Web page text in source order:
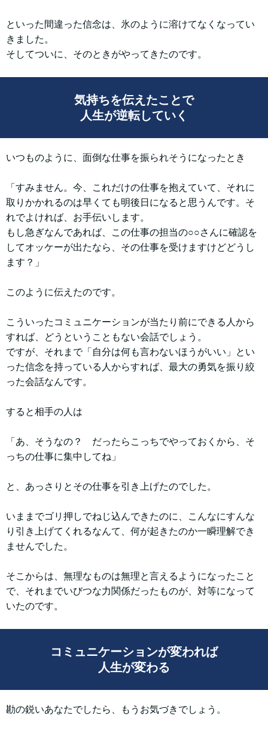
といった間違った信念は、氷のように溶けてなくなってい
きました。
そしてついに、そのときがやってきたのです。
気持ちを伝えたことで
人生が逆転していく
いつものように、面倒な仕事を振られそうになったとき
「すみません。今、これだけの仕事を抱えていて、それに
取りかかれるのは早くても明後日になると思うんです。そ
れでよければ、お手伝いします。
もし急ぎなんであれば、この仕事の担当の○○さんに確認を
してオッケーが出たなら、その仕事を受けますけどどうし
ます？」
このように伝えたのです。
こういったコミュニケーションが当たり前にできる人から
すれば、どうということもない会話でしょう。
ですが、それまで「自分は何も言わないほうがいい」とい
った信念を持っている人からすれば、最大の勇気を振り絞
った会話なんです。
すると相手の人は
「あ、そうなの？ だったらこっちでやっておくから、そ
っちの仕事に集中してね」
と、あっさりとその仕事を引き上げたのでした。
いままでゴリ押しでねじ込んできたのに、こんなにすんな
り引き上げてくれるなんて、何が起きたのか一瞬理解でき
ませんでした。
そこからは、無理なものは無理と言えるようになったこと
で、それまでいびつな力関係だったものが、対等になって
いたのです。
コミュニケーションが変われば
人生が変わる
勘の鋭いあなたでしたら、もうお気づきでしょう。